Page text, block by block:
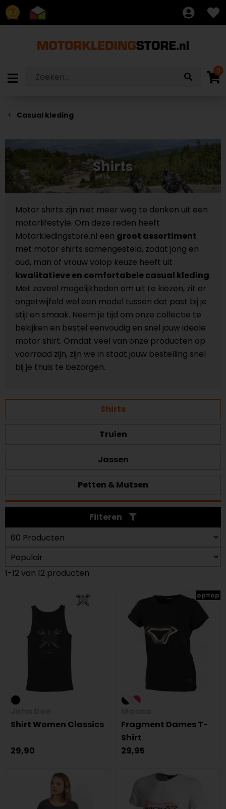
8.7
0
Casual kleding
Shirts
Motor shirts zijn niet meer weg te denken uit een
motorlifestyle. Om deze reden heeft
Motorkledingstore.nl een groot assortiment
met motor shirts samengesteld, zodat jong en
oud, man of vrouw volop keuze heeft uit
kwalitatieve en comfortabele casual kleding.
Met zoveel mogelijkheden om uit te kiezen, zit er
ongetwijfeld wel een model tussen dat past bij je
stijl en smaak. Neem je tijd om onze collectie te
bekijken en bestel eenvoudig en snel jouw ideale
motor shirt. Omdat veel van onze producten op
voorraad zijn, zijn we in staat jouw bestelling snel
bij je thuis te bezorgen.
Shirts
Truien
Jassen
Petten & Mutsen
Filteren
1-12 van 12 producten
Shirt Women Classics
29,90
op=op
Fragment Dames T-
Shirt
29,95